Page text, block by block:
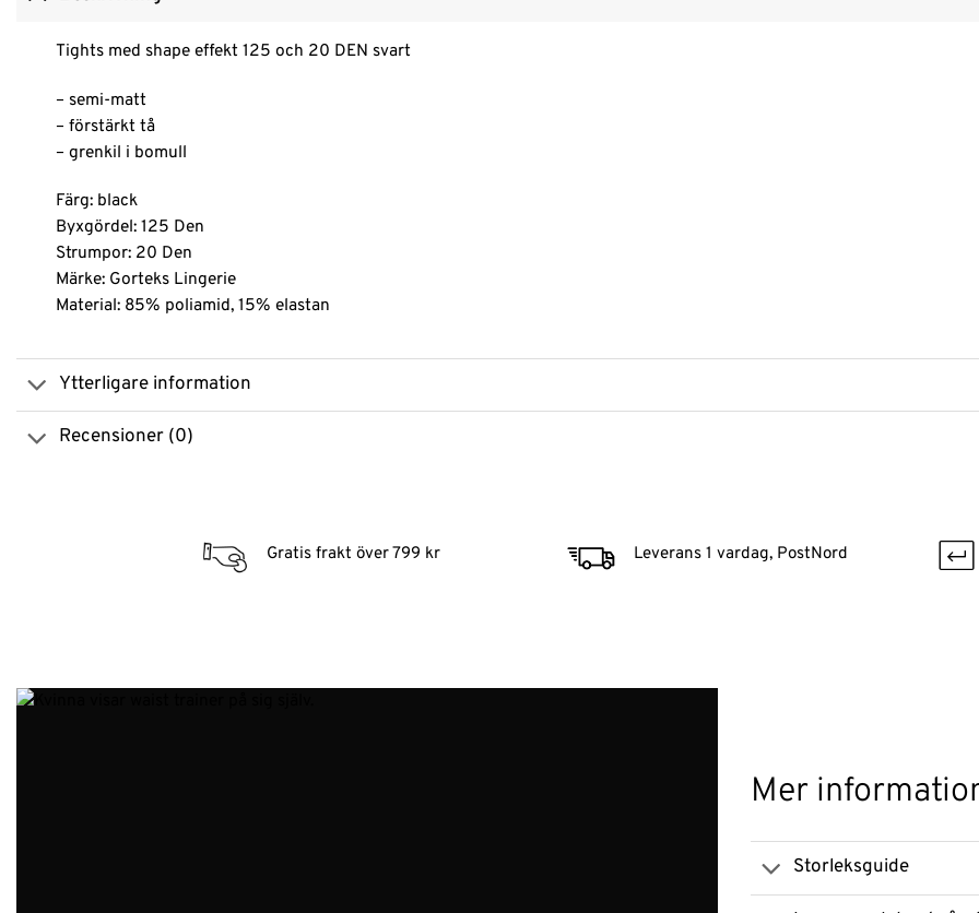
Tights med shape effekt 125 och 20 DEN svart
– semi-matt
– förstärkt tå
– grenkil i bomull
Färg: black
Byxgördel: 125 Den
Strumpor: 20 Den
Märke: Gorteks Lingerie
Material: 85% poliamid, 15% elastan
Ytterligare information
Recensioner (0)
Gratis frakt över 799 kr Leverans 1 vardag, PostNord
Mer
Storleksguide